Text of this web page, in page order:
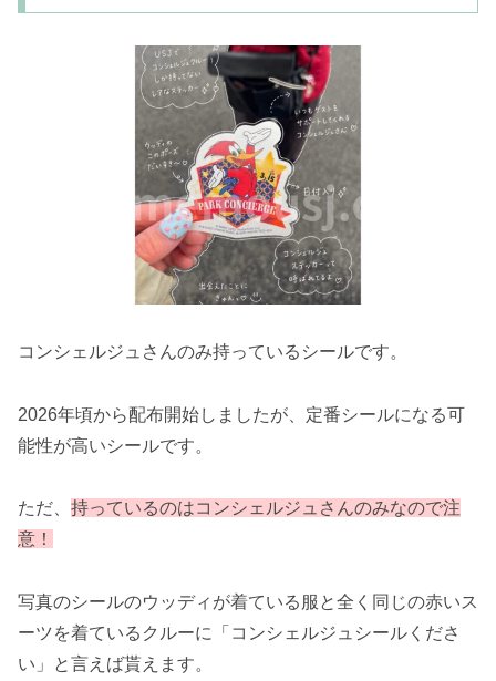
コンシェルジュさんのみ持っているシールです。
2026年頃から配布開始しましたが、定番シールになる可
能性が高いシールです。
ただ、 持っているのはコンシェルジュさんのみなので注
意！
写真のシールのウッディが着ている服と全く同じの赤いス
ーツを着ているクルーに「コンシェルジュシールくださ
い」と言えば貰えます。